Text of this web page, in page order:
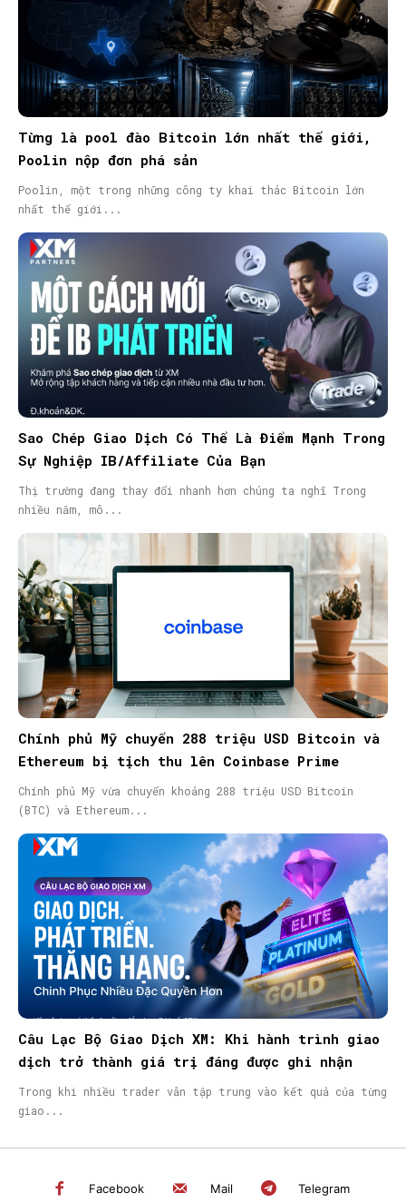
Từng là pool đào Bitcoin lớn nhất thế giới,
Poolin nộp đơn phá sản
Poolin, một trong những công ty khai thác Bitcoin lớn
nhất thế giới...
Sao Chép Giao Dịch Có Thể Là Điểm Mạnh Trong
Sự Nghiệp IB/Affiliate Của Bạn
Thị trường đang thay đổi nhanh hơn chúng ta nghĩ Trong
nhiều năm, mô...
Chính phủ Mỹ chuyển 288 triệu USD Bitcoin và
Ethereum bị tịch thu lên Coinbase Prime
Chính phủ Mỹ vừa chuyển khoảng 288 triệu USD Bitcoin
(BTC) và Ethereum...
Câu Lạc Bộ Giao Dịch XM: Khi hành trình giao
dịch trở thành giá trị đáng được ghi nhận
Trong khi nhiều trader vẫn tập trung vào kết quả của từng
giao...
Facebook Mail Telegram